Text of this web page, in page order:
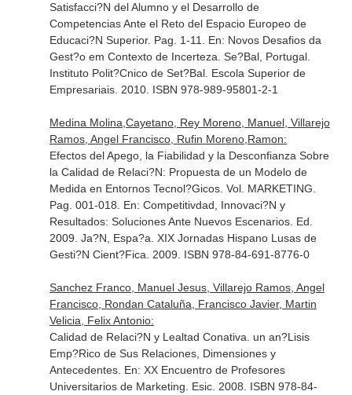
Satisfacci?N del Alumno y el Desarrollo de
Competencias Ante el Reto del Espacio Europeo de
Educaci?N Superior. Pag. 1-11. En: Novos Desafios da
Gest?o em Contexto de Incerteza . Se?Bal, Portugal.
Instituto Polit?Cnico de Set?Bal. Escola Superior de
Empresariais. 2010. ISBN 978-989-95801-2-1
Medina Molina,Cayetano, Rey Moreno, Manuel, Villarejo
Ramos, Angel Francisco, Rufin Moreno,Ramon:
Efectos del Apego, la Fiabilidad y la Desconfianza Sobre
la Calidad de Relaci?N: Propuesta de un Modelo de
Medida en Entornos Tecnol?Gicos. Vol. MARKETING.
Pag. 001-018. En: Competitivdad, Innovaci?N y
Resultados: Soluciones Ante Nuevos Escenarios. Ed.
2009. Ja?N, Espa?a. XIX Jornadas Hispano Lusas de
Gesti?N Cient?Fica. 2009. ISBN 978-84-691-8776-0
Sanchez Franco, Manuel Jesus, Villarejo Ramos, Angel
Francisco, Rondan Cataluña, Francisco Javier, Martin
Velicia, Felix Antonio:
Calidad de Relaci?N y Lealtad Conativa. un an?Lisis
Emp?Rico de Sus Relaciones, Dimensiones y
Antecedentes. En: XX Encuentro de Profesores
Universitarios de Marketing . Esic. 2008. ISBN 978-84-